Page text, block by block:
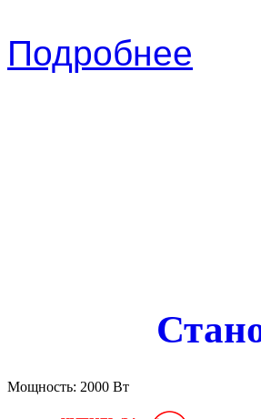
Подробнее
Мощность: 2000 Вт